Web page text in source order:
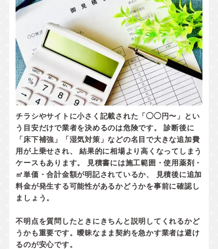
チラシやサイトに小さく記載された「◯◯円〜」とい
う目安だけで業者を決めるのは危険です。 診断後に
「床下補強」「湿気対策」などの名目で大きな追加費
用が上乗せされ、 結果的に相場より高くなってしまう
ケースもあります。 見積書には施工範囲・使用薬剤・
㎡単価・合計金額が明記されているか、
見積後に追加
料金が発生する可能性があるかどうかを事前に確認し
ましょう。
不明点を質問したときにきちんと説明してくれるかど
うかも重要です。曖昧なまま契約を急かす業者は避け
るのが安心です。